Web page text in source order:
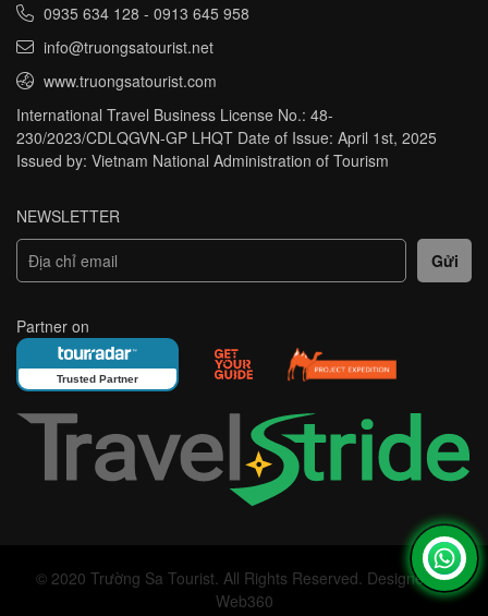
0935 634 128 - 0913 645 958
info@truongsatourist.net
www.truongsatourist.com
International Travel Business License No.: 48-
230/2023/CDLQGVN-GP LHQT Date of Issue: April 1st, 2025
Issued by: Vietnam National Administration of Tourism
NEWSLETTER
Partner on
Trusted Partner
© 2020 Trường Sa Tourist. All Rights Reserved. Designed by
Web360
Trusted Site